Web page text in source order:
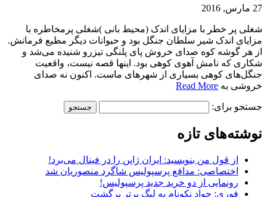
27 مارس, 2016
شغلی پر خطر با مزایای اندک (محیط بانی )شغلی پرمخاطره با
مزایای اندک شیر سلطان جنگل بود و حیوانات دیگر مطیع فرمانش.
از هر گوشه کوه صدای خروش پای پلنگی تیزرو شنیده می‌شد و
شکاری که نامش آهوی کوهی بود. اینها قصه نیست، واقعیت
جنگل‌های کوهی بسیاری از شهر‌های ماست. اکنون نه صدای
خروشی به Read More
جستجو برای:
نوشته‌های تازه
از قول من بنویسید: ایران ژاپن را در فینال می‌برد!
اختصاصی: مدافع پرسپولیس شاگرد منصوریان شد
رونمایی از دو خرید جدید پرسپولیس!
فوری: جواد نکونام به لیگ برتر برگشت